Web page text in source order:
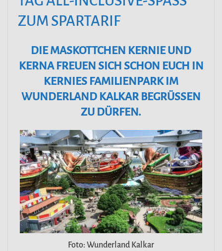
UM SPARTARIF
DIE MASKOTTCHEN KERNIE UND
KERNA FREUEN SICH SCHON EUCH IN
KERNIES FAMILIENPARK IM
WUNDERLAND KALKAR BEGRÜSSEN Z
U DÜRFEN.
Foto: Wunderland Kalkar